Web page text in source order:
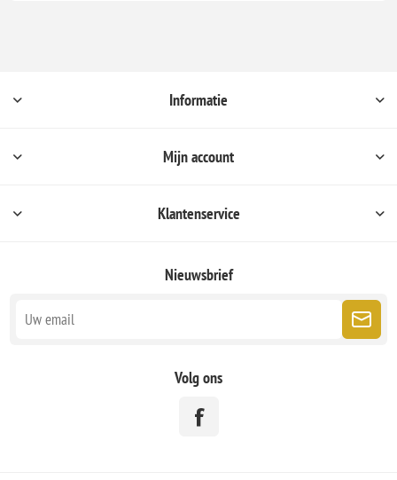
Informatie
Mijn account
Klantenservice
Nieuwsbrief
Volg ons